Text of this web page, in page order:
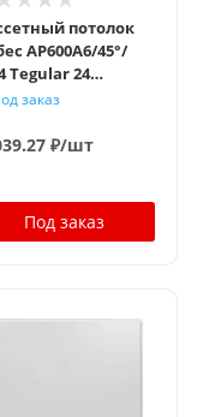
потолок
AP600A6/45°/
Tegular 24
заказ
₽/шт
Под заказ